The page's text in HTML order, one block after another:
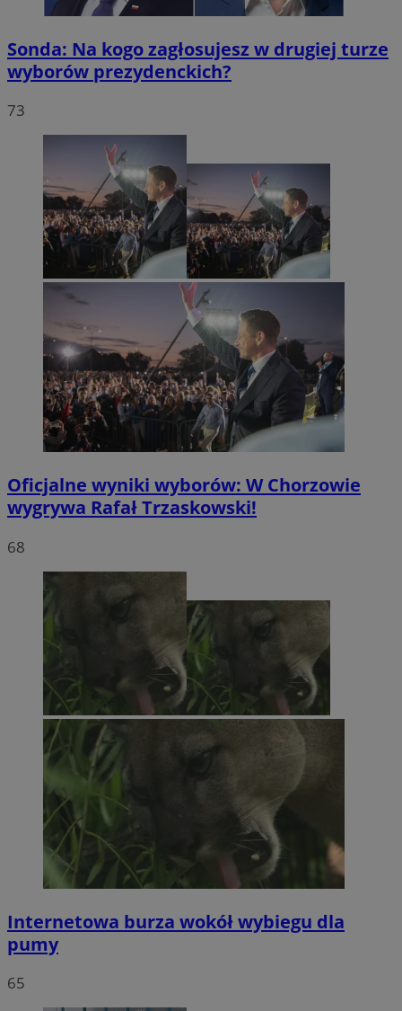
Sonda: Na kogo zagłosujesz w drugiej turze
wyborów prezydenckich?
73
Oficjalne wyniki wyborów: W Chorzowie
wygrywa Rafał Trzaskowski!
68
Internetowa burza wokół wybiegu dla
pumy
65